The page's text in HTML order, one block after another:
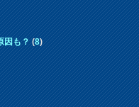
因も？(8)